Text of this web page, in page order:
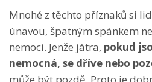
Mnohé z těchto příznaků si
únavou, špatným spánkem
nemoci. Jenže játra, pokud
nemocná, se dříve nebo